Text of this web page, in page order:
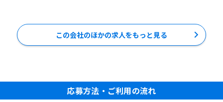
この会社のほかの求人をもっと見る
応募方法・ご利用の流れ